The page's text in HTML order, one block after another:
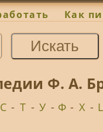
Как
Ф. А.
С - Т - У - Ф - Х -